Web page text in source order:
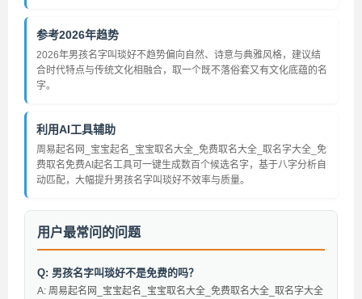
参考2026年趋势
2026年男孩名字叫琰好不趋势偏向自然、诗意与典雅风格，建议结
合时代特点与传统文化相融合，取一个既不落俗套又有文化底蕴的名
字。
利用AI工具辅助
周易起名网_宝宝起名_宝宝取名大全_免费取名大全_取名字大全_免
费取名免费AI起名工具可一键生成数百个候选名字，基于八字分析自
动匹配，大幅提升男孩名字叫琰好不效率与质量。
用户最常问的问题
Q: 男孩名字叫琰好不是免费的吗？
A: 周易起名网_宝宝起名_宝宝取名大全_免费取名大全_取名字大全